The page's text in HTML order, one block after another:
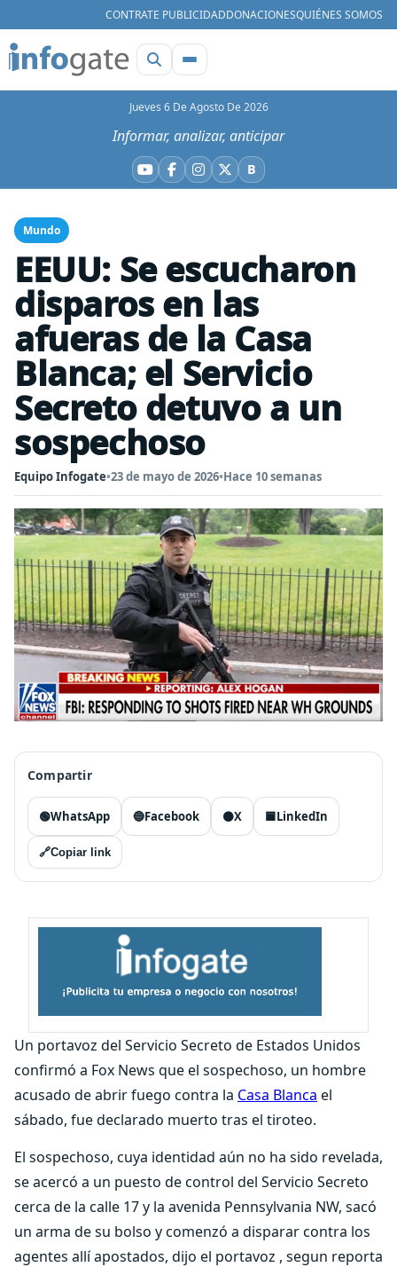
CONTRATE PUBLICIDADDONACIONESQUIÉNES SOMOS
Jueves 6 De Agosto De 2026
Informar, analizar, anticipar
YouTube
Facebook
Instagram
X BBluesky
Mundo
EEUU: Se escucharon
disparos en las
afueras de la Casa
Blanca; el Servicio
Secreto detuvo a un
sospechoso
Equipo Infogate•23 de mayo de 2026•Hace 10 semanas
Compartir
🟢WhatsApp 🔵Facebook ⚫X 🟦LinkedIn
🔗Copiar link
Un portavoz del Servicio Secreto de Estados Unidos
confirmó a Fox News que el sospechoso, un hombre
acusado de abrir fuego contra la Casa Blanca el
sábado, fue declarado muerto tras el tiroteo.
El sospechoso, cuya identidad aún no ha sido revelada,
se acercó a un puesto de control del Servicio Secreto
cerca de la calle 17 y la avenida Pennsylvania NW, sacó
un arma de su bolso y comenzó a disparar contra los
agentes allí apostados, dijo el portavoz , segun reporta